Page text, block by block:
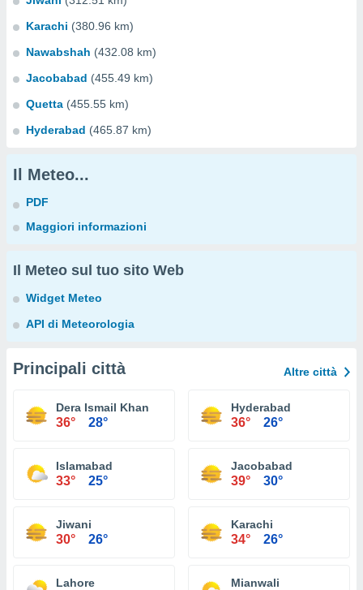
Karachi (380.96 km)
Nawabshah (432.08 km)
Jacobabad (455.49 km)
Quetta (455.55 km)
Hyderabad (465.87 km)
Il Meteo...
PDF
Maggiori informazioni
Il Meteo sul tuo sito Web
Widget Meteo
API di Meteorologia
Principali città Altre città
Dera Ismail Khan
36° 28°
Hyderabad
36° 26°
Islamabad
33° 25°
Jacobabad
39° 30°
Jiwani
30° 26°
Karachi
34° 26°
Lahore Mianwali